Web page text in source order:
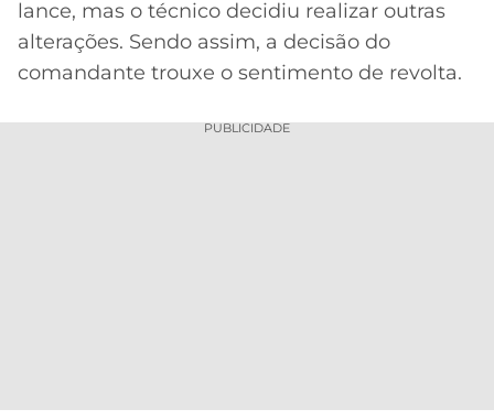
lance, mas o técnico decidiu realizar outras
alterações. Sendo assim, a decisão do
comandante trouxe o sentimento de revolta.
PUBLICIDADE